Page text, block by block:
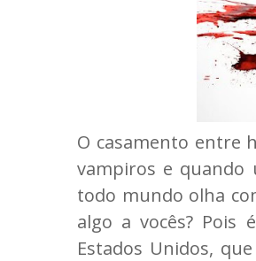
O casamento entre
vampiros e quando
todo mundo olha
algo a vocês? Pois
Estados Unidos,